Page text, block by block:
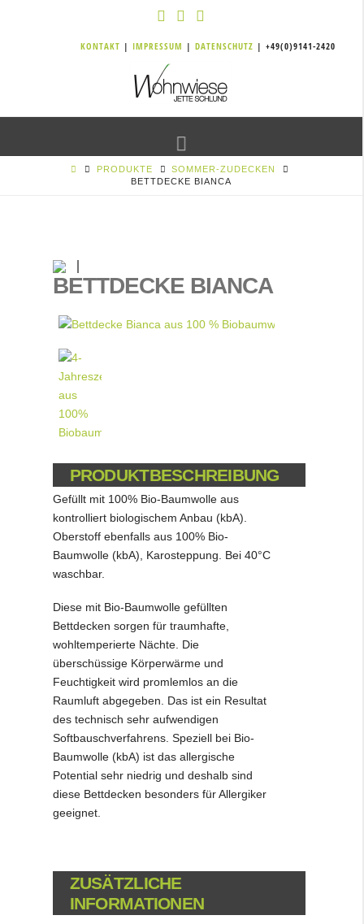
KONTAKT | IMPRESSUM | DATENSCHUTZ | +49(0)9141-2420
PRODUKTE
SOMMER-ZUDECKEN
BETTDECKE BIANCA
BETTDECKE BIANCA
PRODUKTBESCHREIBUNG
Gefüllt mit 100% Bio-Baumwolle aus
kontrolliert biologischem Anbau (kbA).
Oberstoff ebenfalls aus 100% Bio-
Baumwolle (kbA), Karosteppung. Bei 40°C
waschbar.
Diese mit Bio-Baumwolle gefüllten
Bettdecken sorgen für traumhafte,
wohltemperierte Nächte. Die
überschüssige Körperwärme und
Feuchtigkeit wird promlemlos an die
Raumluft abgegeben. Das ist ein Resultat
des technisch sehr aufwendigen
Softbauschverfahrens. Speziell bei Bio-
Baumwolle (kbA) ist das allergische
Potential sehr niedrig und deshalb sind
diese Bettdecken besonders für Allergiker
geeignet.
ZUSÄTZLICHE
INFORMATIONEN